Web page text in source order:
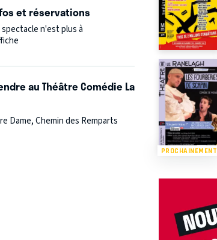
ados incompris.
et réservations
spectacle n'est plus à
au Théâtre Comédie La
Dame, Chemin des Remparts
PROCHAINEMENT